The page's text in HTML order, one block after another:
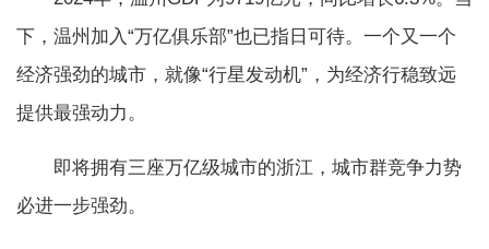
下，温州加入“万亿俱乐部”也已指日可待。一个又一个
经济强劲的城市，就像“行星发动机”，为经济行稳致远
提供最强动力。
即将拥有三座万亿级城市的浙江，城市群竞争力势
必进一步强劲。